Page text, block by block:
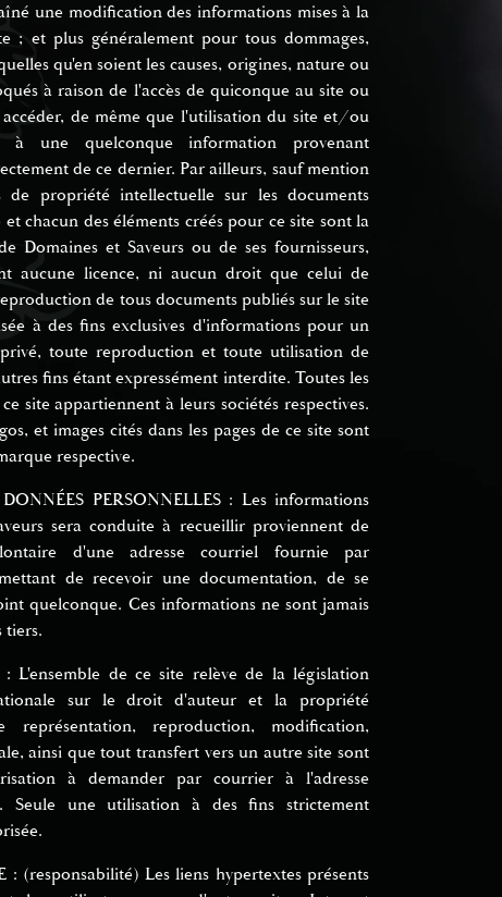
une modification des informations mises à la
; et plus généralement pour tous dommages,
qu'en soient les causes, origines, nature ou
à raison de l'accès de quiconque au site ou
de même que l'utilisation du site et/ou
une quelconque information provenant
de ce dernier. Par ailleurs, sauf mention
de propriété intellectuelle sur les documents
chacun des éléments créés pour ce site sont la
Domaines et Saveurs ou de ses fournisseurs,
aucune licence, ni aucun droit que celui de
de tous documents publiés sur le site
à des fins exclusives d'informations pour un
toute reproduction et toute utilisation de
fins étant expressément interdite. Toutes les
site appartiennent à leurs sociétés respectives.
et images cités dans les pages de ce site sont
respective.
PERSONNELLES : Les informations
sera conduite à recueillir proviennent de
d'une adresse courriel fournie par
de recevoir une documentation, de se
quelconque. Ces informations ne sont jamais
tiers.
: L'ensemble de ce site relève de la législation
sur le droit d'auteur et la propriété
représentation, reproduction, modification,
ainsi que tout transfert vers un autre site sont
à demander par courrier à l'adresse
Seule une utilisation à des fins strictement
: (responsabilité) Les liens hypertextes présents